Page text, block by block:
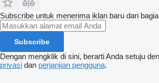
Subscribe untuk menerima iklan baru dari
Subscribe
Dengan mengklik di sini, berarti Anda setuju
privasi dan perjanjian pengguna.